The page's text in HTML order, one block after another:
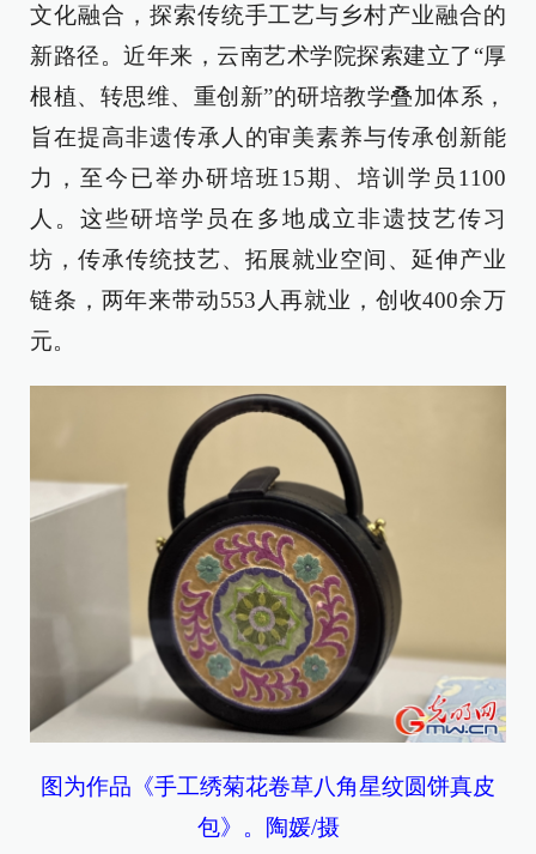
文化融合，探索传统手工艺与乡村产业融合的
新路径。近年来，云南艺术学院探索建立了“厚
根植、转思维、重创新”的研培教学叠加体系，
旨在提高非遗传承人的审美素养与传承创新能
力，至今已举办研培班15期、培训学员1100
人。这些研培学员在多地成立非遗技艺传习
坊，传承传统技艺、拓展就业空间、延伸产业
链条，两年来带动553人再就业，创收400余万
元。
图为作品《手工绣菊花卷草八角星纹圆饼真皮
包》。陶媛/摄